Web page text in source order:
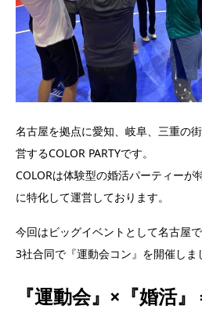
名古屋を拠点に愛知、岐阜、三重の
営するCOLOR PARTYです。
COLORは体験型の婚活パーティーが
に特化して運営しております。
今回はビッグイベントとして名古屋
3社合同で『運動会コン』を開催しま
『運動会』×『婚活